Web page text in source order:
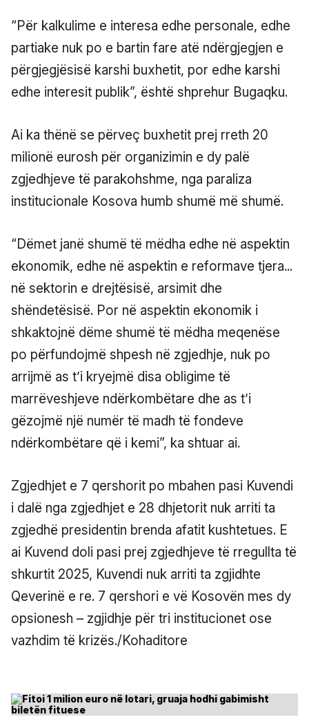
“Për kalkulime e interesa edhe personale, edhe
partiake nuk po e bartin fare atë ndërgjegjen e
përgjegjësisë karshi buxhetit, por edhe karshi
edhe interesit publik”, është shprehur Bugaqku.
Ai ka thënë se përveç buxhetit prej rreth 20
milionë eurosh për organizimin e dy palë
zgjedhjeve të parakohshme, nga paraliza
institucionale Kosova humb shumë më shumë.
“Dëmet janë shumë të mëdha edhe në aspektin
ekonomik, edhe në aspektin e reformave tjera...
në sektorin e drejtësisë, arsimit dhe
shëndetësisë. Por në aspektin ekonomik i
shkaktojnë dëme shumë të mëdha meqenëse
po përfundojmë shpesh në zgjedhje, nuk po
arrijmë as t’i kryejmë disa obligime të
marrëveshjeve ndërkombëtare dhe as t’i
gëzojmë një numër të madh të fondeve
ndërkombëtare që i kemi”, ka shtuar ai.
Zgjedhjet e 7 qershorit po mbahen pasi Kuvendi
i dalë nga zgjedhjet e 28 dhjetorit nuk arriti ta
zgjedhë presidentin brenda afatit kushtetues. E
ai Kuvend doli pasi prej zgjedhjeve të rregullta të
shkurtit 2025, Kuvendi nuk arriti ta zgjidhte
Qeverinë e re. 7 qershori e vë Kosovën mes dy
opsionesh – zgjidhje për tri institucionet ose
vazhdim të krizës./Kohaditore